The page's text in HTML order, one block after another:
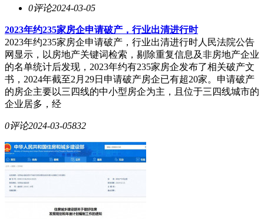
0评论2024-03-05
2023年约235家房企申请破产，行业出清进行时
2023年约235家房企申请破产，行业出清进行时人民法院公告
网显示，以房地产关键词检索，剔除重复信息及非房地产企业
的名单统计后发现，2023年约有235家房企发布了相关破产文
书，2024年截至2月29日申请破产房企已有超20家。申请破产
的房企主要以三四线的中小型房企为主，且位于三四线城市的
企业居多，经
0评论2024-03-05832